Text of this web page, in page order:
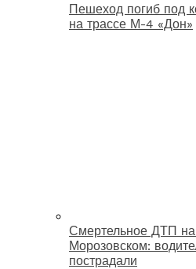
Пешеход погиб под
на трассе М-4 «Дон»
Смертельное ДТП
Морозовском:
пострадали